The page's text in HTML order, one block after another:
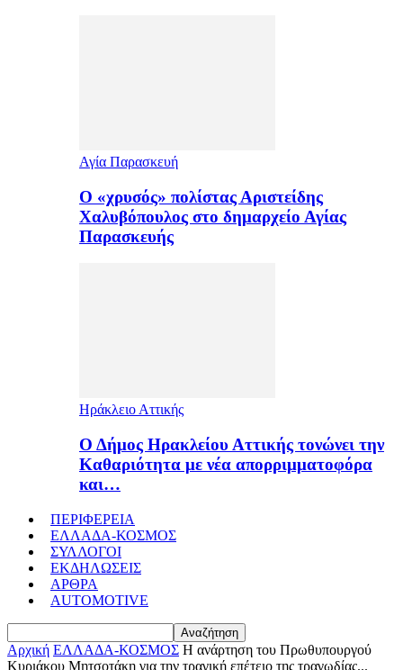
Αγία Παρασκευή
Ο «χρυσός» πολίστας Αριστείδης
Χαλυβόπουλος στο δημαρχείο Αγίας
Παρασκευής
Ηράκλειο Αττικής
Ο Δήμος Ηρακλείου Αττικής τονώνει την
Καθαριότητα με νέα απορριμματοφόρα
και…
ΠΕΡΙΦΕΡΕΙΑ
ΕΛΛΑΔΑ-ΚΟΣΜΟΣ
ΣΥΛΛΟΓΟΙ
ΕΚΔΗΛΩΣΕΙΣ
ΑΡΘΡΑ
AUTOMOTIVE
Αρχική ΕΛΛΑΔΑ-ΚΟΣΜΟΣ Η ανάρτηση του Πρωθυπουργού
Κυριάκου Μητσοτάκη για την τραγική επέτειο της τραγωδίας...